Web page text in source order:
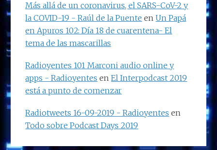
Más allá de un coronavirus, el SARS-CoV-2 y
la COVID-19 - Raúl de la Puente enUn Papá
en Apuros 102: Día 18 de cuarentena- El
tema de las mascarillas
Radioyentes 101 Marconi audio online y
apps - Radioyentes enEl Interpodcast 2019
está a punto de comenzar
Radiotweets 16-09-2019 - Radioyentes en
Todo sobre Podcast Days 2019